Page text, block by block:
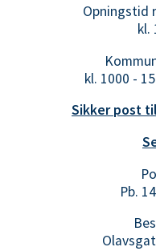
Opningstid
kl.
kl. 1000 -
Sikker post
Pb.